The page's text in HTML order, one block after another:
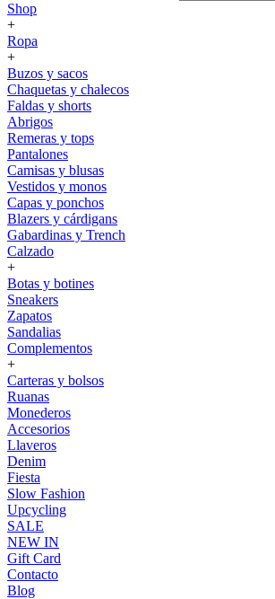
Shop
+
Ropa
+
Buzos y sacos
Chaquetas y chalecos
Faldas y shorts
Abrigos
Remeras y tops
Pantalones
Camisas y blusas
Vestidos y monos
Capas y ponchos
Blazers y cárdigans
Gabardinas y Trench
Calzado
+
Botas y botines
Sneakers
Zapatos
Sandalias
Complementos
+
Carteras y bolsos
Ruanas
Monederos
Accesorios
Llaveros
Denim
Fiesta
Slow Fashion
Upcycling
SALE
NEW IN
Gift Card
Contacto
Blog